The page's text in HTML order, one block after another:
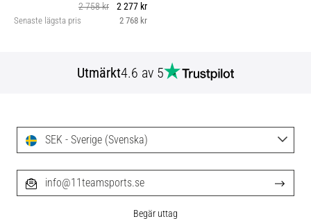
2 758 kr
2 277 kr
Senaste lägsta pris 2 768 kr
Utmärkt4.6 av 5
SEK - Sverige (Svenska)
info@11teamsports.se
Begär uttag